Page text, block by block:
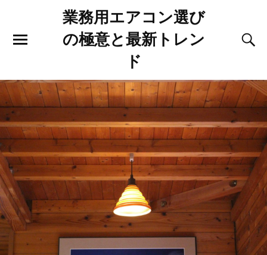
業務用エアコン選び
の極意と最新トレン
ド